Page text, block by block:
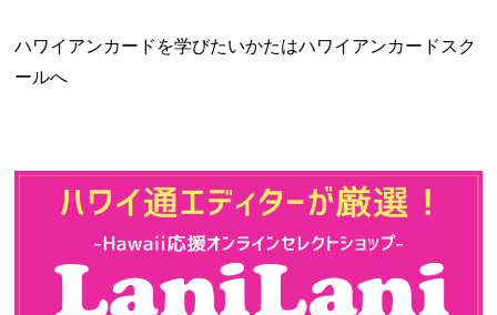
ハワイアンカードを学びたいかたはハワイアンカードスク
ールへ